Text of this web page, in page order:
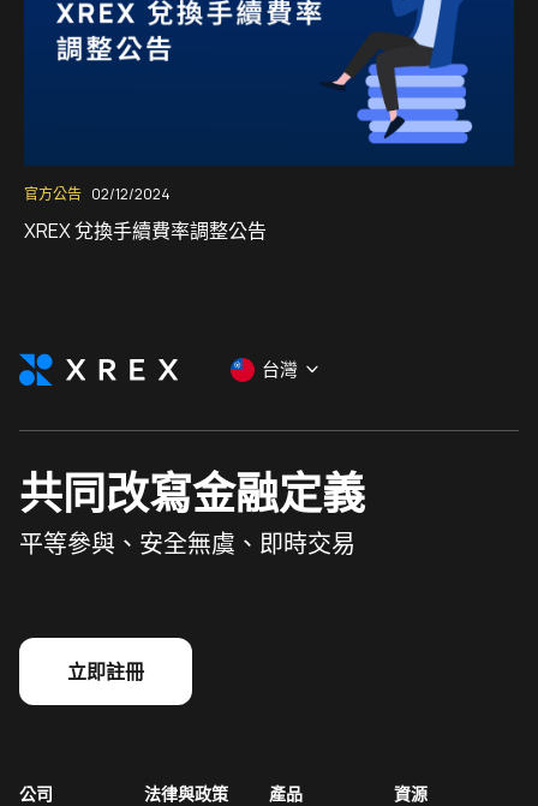
官方公告 02/12/2024
XREX 兌換手續費率調整公告
台灣
共同改寫金融定義
平等參與、安全無虞、即時交易
立即註冊
公司 法律與政策 產品 資源